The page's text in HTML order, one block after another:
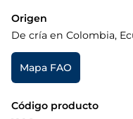
Origen
De cría en Colombia,
Mapa FAO
Código producto